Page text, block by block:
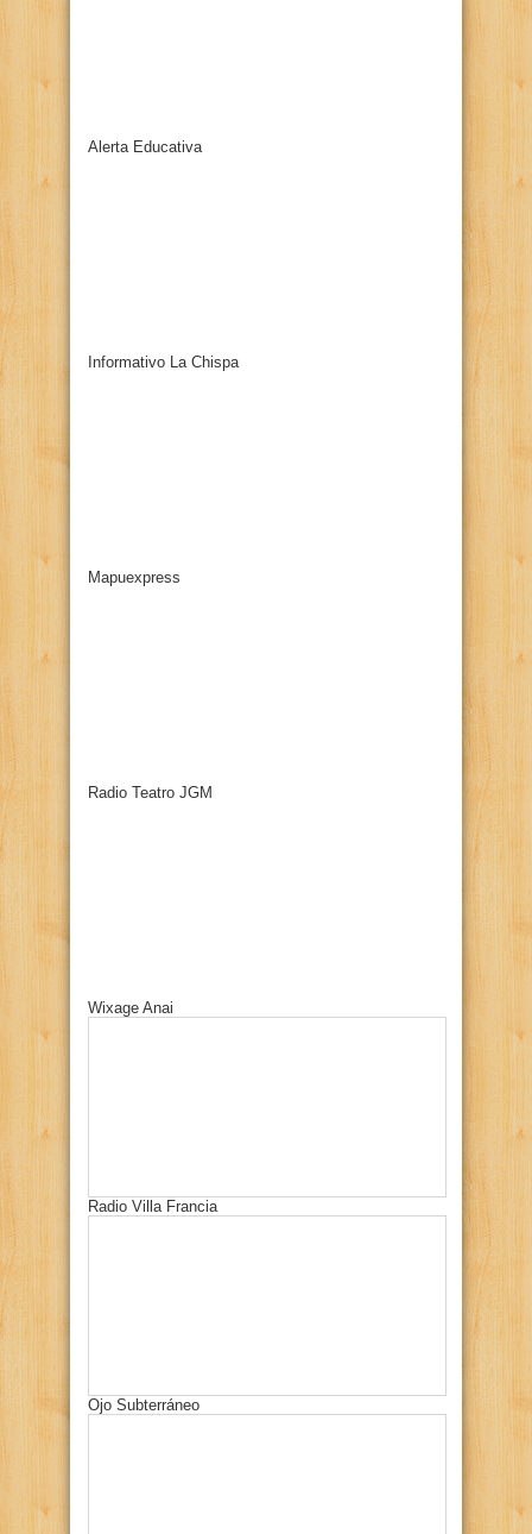
Alerta Educativa
Informativo La Chispa
Mapuexpress
Radio Teatro JGM
Wixage Anai
Radio Villa Francia
Ojo Subterráneo